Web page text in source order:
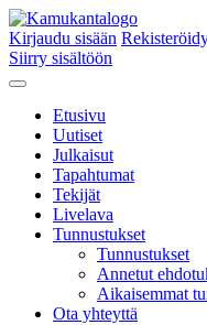
Kirjaudu sisään
Siirry sisältöön
Etusivu
Uutiset
Julkaisut
Tapahtumat
Tekijät
Livelava
Tunnustukset
Tunnustukset
Annetut
Aikaisemmat
Ota yhteyttä